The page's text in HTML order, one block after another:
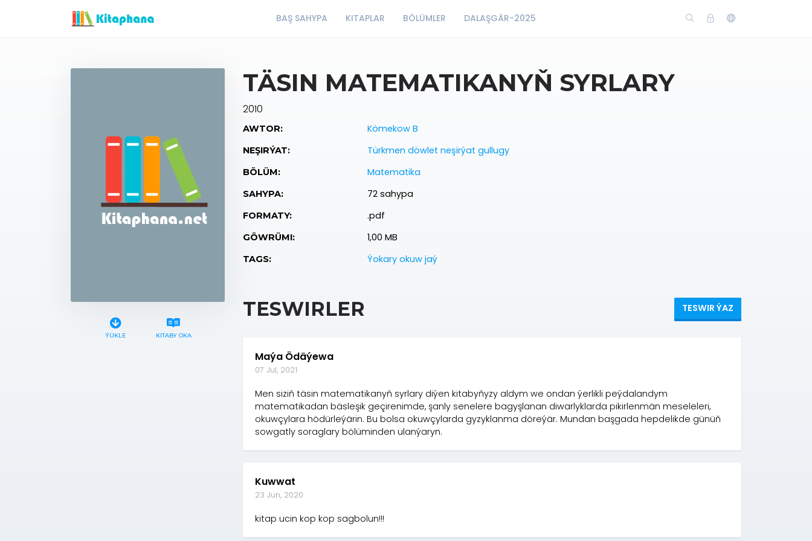
BAŞ SAHYPA KITAPLAR BÖLÜMLER DALAŞGÄR-2025
ÝÜKLE KITABY OKA
TÄSIN MATEMATIKANYŇ SYRLARY
2010
AWTOR: Kömekow B
NEŞIRÝAT: Türkmen döwlet neşirýat gullugy
BÖLÜM: Matematika
SAHYPA: 72 sahypa
FORMATY: .pdf
GÖWRÜMI: 1,00 MB
TAGS: Ýokary okuw jaý
TESWIRLER TESWIR ÝAZ
Maýa Ödäýewa
07 Jul, 2021
Men siziň täsin matematikanyň syrlary diýen kitabyňyzy aldym we ondan ýerlikli peýdalandym
matematikadan bäsleşik geçirenimde, şanly senelere bagyşlanan diwarlyklarda pikirlenmän meseleleri,
okuwçylara hödürleýärin. Bu bolsa okuwçylarda gyzyklanma döreýär. Mundan başgada hepdelikde günüň
sowgatly soraglary bölüminden ulanýaryn.
Kuwwat
23 Jun, 2020
kitap ucin kop kop sagbolun!!!